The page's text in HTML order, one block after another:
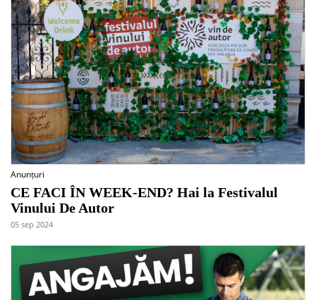
Anunțuri
CE FACI ÎN WEEK-END? Hai la Festivalul
Vinului De Autor
05 sep 2024